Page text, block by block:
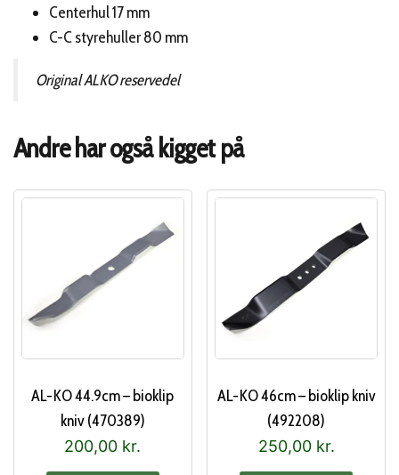
Centerhul 17 mm
C-C styrehuller 80 mm
Original ALKO reservedel
Andre har også kigget på
AL-KO 44.9cm – bioklip
kniv (470389)
200,00 kr.
AL-KO 46cm – bioklip kniv
(492208)
250,00 kr.